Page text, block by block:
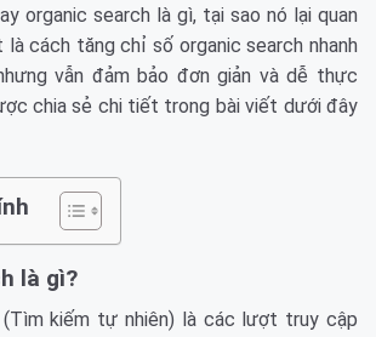
organic search là gì, tại sao nó lại quan
cách tăng chỉ số organic search nhanh
vẫn đảm bảo đơn giản và dễ thực
chia sẻ chi tiết trong bài viết dưới đây
là gì?
kiếm tự nhiên) là các lượt truy cập